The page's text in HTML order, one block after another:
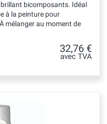
bicomposants. Idéal
à la peinture pour
mélanger au moment de
32,76 €
avec TVA